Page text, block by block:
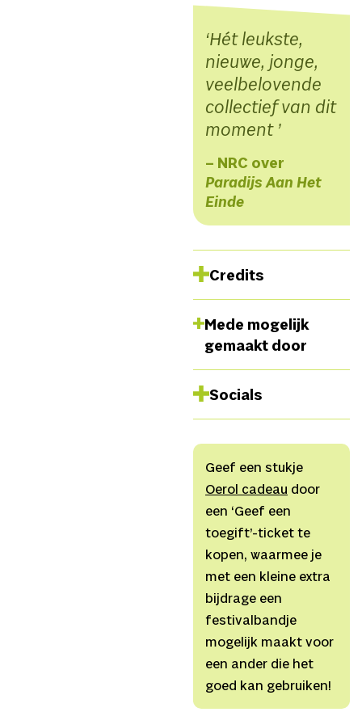
Hét leukste,
nieuwe, jonge,
veelbelovende
collectief van dit
moment
– NRC over
Paradijs Aan Het
Einde
Credits
| Spel: Alex Hendrickx,
Romijn Scholten, Tijn
Bram Walter | Creatief
producent: Emma van
Zandvoort | Zakelijk
producent: Anne Oort
| Marketing: Esra Merkel
| Eindregie: Matthijs
IJgosse | Dramaturgie:
Kyra Mol |Technisch
producent: Goos van
den Berg
| Geluidstechnicus: Asun
Gaaikema | Technici
(roulerend): Diablo
Mense, Jasper Kayser en
Lucas Casanovas
Mede mogelijk
gemaakt door
Socials
Linkedin
Website
Youtube
Geef een stukje
Oerol cadeau door
een ‘Geef een
toegift’-ticket te
kopen, waarmee je
met een kleine extra
bijdrage een
festivalbandje
mogelijk maakt voor
een ander die het
goed kan gebruiken!